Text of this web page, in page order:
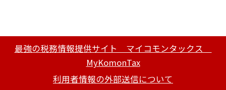
最強の税務情報提供サイト マイコモンタックス
MyKomonTax
利用者情報の外部送信について